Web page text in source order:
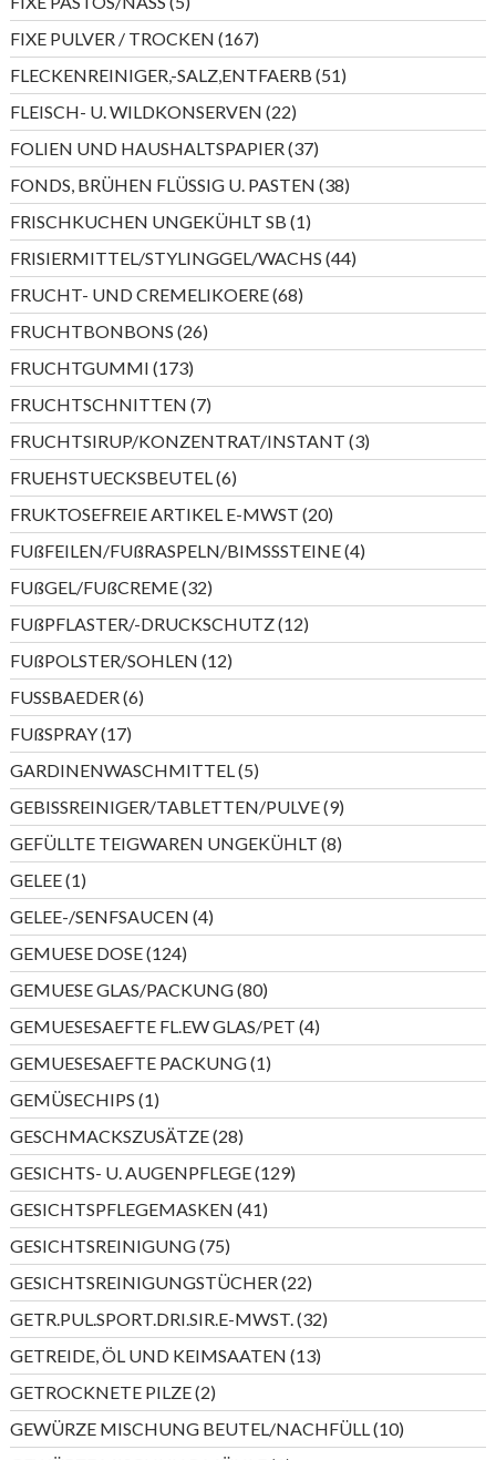
Produkte
FIXE PULVER / TROCKEN 167167
Produkte
FLECKENREINIGER,-SALZ,ENTFAERB 5151
Produkte
FLEISCH- U. WILDKONSERVEN 2222
Produkte
FOLIEN UND HAUSHALTSPAPIER 3737
Produkte
FONDS, BRÜHEN FLÜSSIG U. PASTEN 3838
Produkte
FRISCHKUCHEN UNGEKÜHLT SB 11
Produkt
FRISIERMITTEL/STYLINGGEL/WACHS 4444
Produkte
FRUCHT- UND CREMELIKOERE 6868
Produkte
FRUCHTBONBONS 2626
Produkte
FRUCHTGUMMI 173173
Produkte
FRUCHTSCHNITTEN 77
Produkte
FRUCHTSIRUP/KONZENTRAT/INSTANT 33
Produkte
FRUEHSTUECKSBEUTEL 66
Produkte
FRUKTOSEFREIE ARTIKEL E-MWST 2020
Produkte
FUßFEILEN/FUßRASPELN/BIMSSSTEINE 44
Produkte
FUßGEL/FUßCREME 3232
Produkte
FUßPFLASTER/-DRUCKSCHUTZ 1212
Produkte
FUßPOLSTER/SOHLEN 1212
Produkte
FUSSBAEDER 66
Produkte
FUßSPRAY 1717
Produkte
GARDINENWASCHMITTEL 55
Produkte
GEBISSREINIGER/TABLETTEN/PULVE 99
Produkte
GEFÜLLTE TEIGWAREN UNGEKÜHLT 88
Produkte
GELEE 11
Produkt
GELEE-/SENFSAUCEN 44
Produkte
GEMUESE DOSE 124124
Produkte
GEMUESE GLAS/PACKUNG 8080
Produkte
GEMUESESAEFTE FL.EW GLAS/PET 44
Produkte
GEMUESESAEFTE PACKUNG 11
Produkt
GEMÜSECHIPS 11
Produkt
GESCHMACKSZUSÄTZE 2828
Produkte
GESICHTS- U. AUGENPFLEGE 129129
Produkte
GESICHTSPFLEGEMASKEN 4141
Produkte
GESICHTSREINIGUNG 7575
Produkte
GESICHTSREINIGUNGSTÜCHER 2222
Produkte
GETR.PUL.SPORT.DRI.SIR.E-MWST. 3232
Produkte
GETREIDE, ÖL UND KEIMSAATEN 1313
Produkte
GETROCKNETE PILZE 22
Produkte
GEWÜRZE MISCHUNG BEUTEL/NACHFÜLL 1010
Produkte